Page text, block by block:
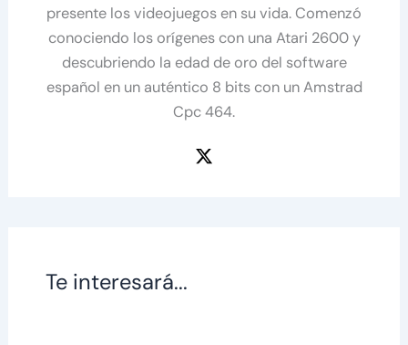
presente los videojuegos en su vida. Comenzó
conociendo los orígenes con una Atari 2600 y
descubriendo la edad de oro del software
español en un auténtico 8 bits con un Amstrad
Cpc 464.
Te interesará...